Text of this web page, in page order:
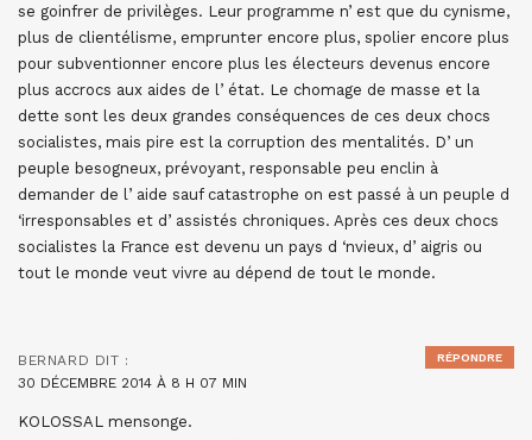
se goinfrer de privilèges. Leur programme n’ est que du cynisme,
plus de clientélisme, emprunter encore plus, spolier encore plus
pour subventionner encore plus les électeurs devenus encore
plus accrocs aux aides de l’ état. Le chomage de masse et la
dette sont les deux grandes conséquences de ces deux chocs
socialistes, mais pire est la corruption des mentalités. D’ un
peuple besogneux, prévoyant, responsable peu enclin à
demander de l’ aide sauf catastrophe on est passé à un peuple d
‘irresponsables et d’ assistés chroniques. Après ces deux chocs
socialistes la France est devenu un pays d ‘nvieux, d’ aigris ou
tout le monde veut vivre au dépend de tout le monde.
BERNARD DIT :
30 DÉCEMBRE 2014 À 8 H 07 MIN
KOLOSSAL mensonge.
RÉPONDRE